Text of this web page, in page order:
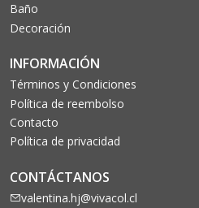
Baño
Decoración
INFORMACIÓN
Términos y Condiciones
Política de reembolso
Contacto
Política de privacidad
CONTÁCTANOS
valentina.hj@vivacol.cl